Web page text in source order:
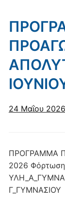
24 Μαΐου 2026
ΠΡΟΓΡΑΜΜΑ
2026
Γ_ΓΥΜΝΑΣΙΟΥ